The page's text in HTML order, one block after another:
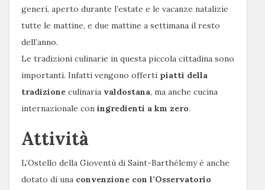
generi, aperto durante l’estate e le vacanze natalizie
tutte le mattine, e due mattine a settimana il resto
dell’anno.
Le tradizioni culinarie in questa piccola cittadina sono
importanti. Infatti vengono offerti piatti della
tradizione culinaria valdostana, ma anche cucina
internazionale con ingredienti a km zero.
Attività
L’Ostello della Gioventù di Saint-Barthélemy è anche
dotato di una convenzione con l’Osservatorio